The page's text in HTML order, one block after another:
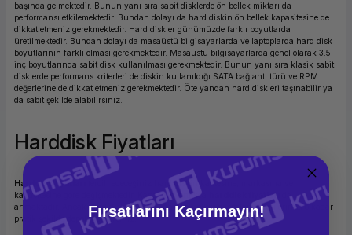
başında gelmektedir. Bunun yanı sıra sabit disklerde ön bellek miktarı da
performansı etkilemektedir. Bundan dolayı da hard diskin ön bellek kapasitesine de
dikkat etmeniz gerekmektedir. Hard diskler günümüzde farklı boyutlarda
üretilmektedir. Bundan dolayı da masaüstü bilgisayarlarda ve laptoplarda hard disk
boyutlarının farklı olması gerekmektedir. Masaüstü bilgisayarlarda genel olarak 3.5
inç boyutlarında sabit disk kullanılması gerekmektedir. Bunun yanı sıra klasik sabit
disklerde performans kriterleri de diskin kullanıldığı SATA bağlantı türü ve RPM
değerlerine de dikkat etmeniz gerekmektedir. Öte yandan hard diskleri taşınabilir ya
da sabit şekilde alabilirsiniz.
Harddisk Fiyatları
Harddisk fiyatları
tercih edeceğiniz hard diskin kalitesine, markasına ve
kapasitesine göre değişmektedir. Kapasitesi arttıkça
harddisk fiyatları
da
artmaktadır. Ancak hard diskiniz ne kadar yüksek kapasiteliyse, verilerinizi o kadar
pratik şekilde depolayabilirsiniz.Fırsatlarını Kaçırmayın!